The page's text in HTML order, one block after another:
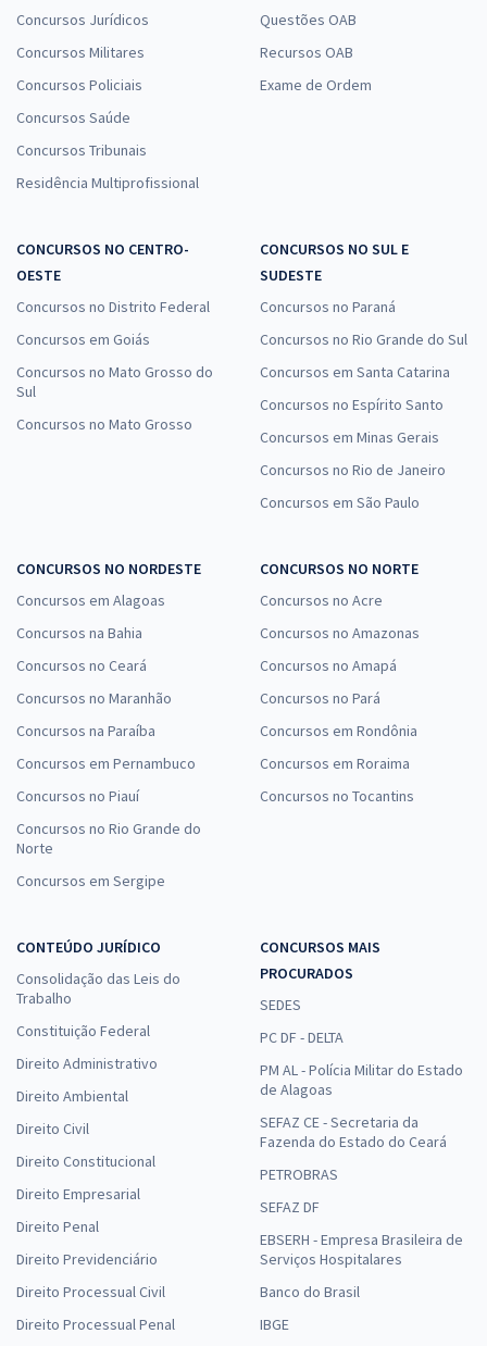
Concursos Jurídicos
Concursos Militares
Concursos Policiais
Concursos Saúde
Concursos Tribunais
Residência Multiprofissional
Questões OAB
Recursos OAB
Exame de Ordem
CONCURSOS NO CENTRO-
OESTE
Concursos no Distrito Federal
Concursos em Goiás
Concursos no Mato Grosso do
Sul
Concursos no Mato Grosso
CONCURSOS NO SUL E
SUDESTE
Concursos no Paraná
Concursos no Rio Grande do Sul
Concursos em Santa Catarina
Concursos no Espírito Santo
Concursos em Minas Gerais
Concursos no Rio de Janeiro
Concursos em São Paulo
CONCURSOS NO NORDESTE
Concursos em Alagoas
Concursos na Bahia
Concursos no Ceará
Concursos no Maranhão
Concursos na Paraíba
Concursos em Pernambuco
Concursos no Piauí
Concursos no Rio Grande do
Norte
Concursos em Sergipe
CONCURSOS NO NORTE
Concursos no Acre
Concursos no Amazonas
Concursos no Amapá
Concursos no Pará
Concursos em Rondônia
Concursos em Roraima
Concursos no Tocantins
CONTEÚDO JURÍDICO
Consolidação das Leis do
Trabalho
Constituição Federal
Direito Administrativo
Direito Ambiental
Direito Civil
Direito Constitucional
Direito Empresarial
Direito Penal
Direito Previdenciário
Direito Processual Civil
Direito Processual Penal
CONCURSOS MAIS
PROCURADOS
SEDES
PC DF - DELTA
PM AL - Polícia Militar do Estado
de Alagoas
SEFAZ CE - Secretaria da
Fazenda do Estado do Ceará
PETROBRAS
SEFAZ DF
EBSERH - Empresa Brasileira de
Serviços Hospitalares
Banco do Brasil
IBGE